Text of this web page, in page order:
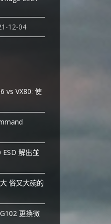
12-04
vs VX80: 使
解出並
俗又大碗的
更換微